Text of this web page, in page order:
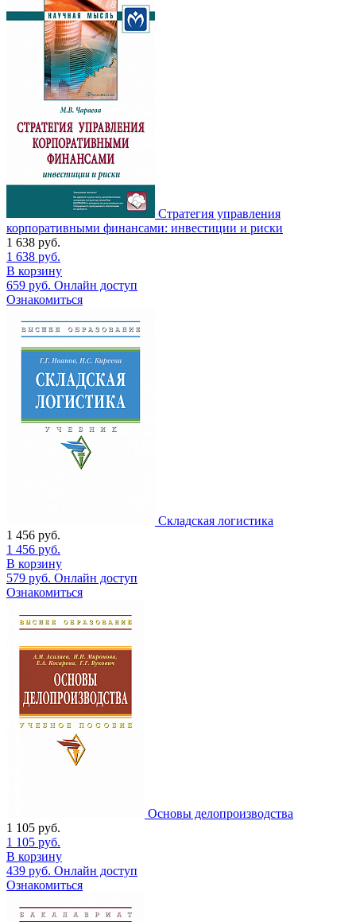
Стратегия управления
корпоративными финансами: инвестиции и риски
1 638 руб.
1 638 руб.
В корзину
659 руб. Онлайн доступ
Ознакомиться
Складская логистика
1 456 руб.
1 456 руб.
В корзину
579 руб. Онлайн доступ
Ознакомиться
Основы делопроизводства
1 105 руб.
1 105 руб.
В корзину
439 руб. Онлайн доступ
Ознакомиться